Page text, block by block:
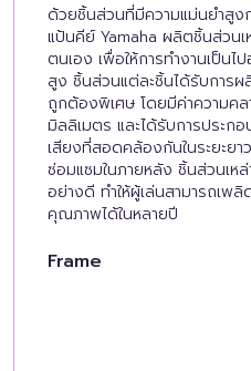
ด้วยชิ้นส่วนที่มีความแม่นยำสูง
แป้นคีย์ Yamaha ผลิตชิ้นส่วนเ
ตนเอง เพื่อให้การทำงานเป็น
สูง ชิ้นส่วนแต่ละชิ้นได้รับการ
ถูกต้องพิเศษ โดยมีค่าความค
มิลลิเมตร และได้รับการประก
เสียงที่สอดคล้องกันในระยะย
ซ่อมแซมในภายหลัง ชิ้นส่วนเห
อย่างดี ทำให้ผู้เล่นสามารถเพ
คุณภาพได้ในหลายปี
Frame